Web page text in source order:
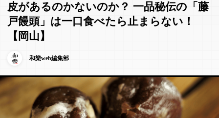
皮があるのかないのか？ 一品秘伝の「藤
戸饅頭」は一口食べたら止まらない！
【岡山】
和樂web編集部